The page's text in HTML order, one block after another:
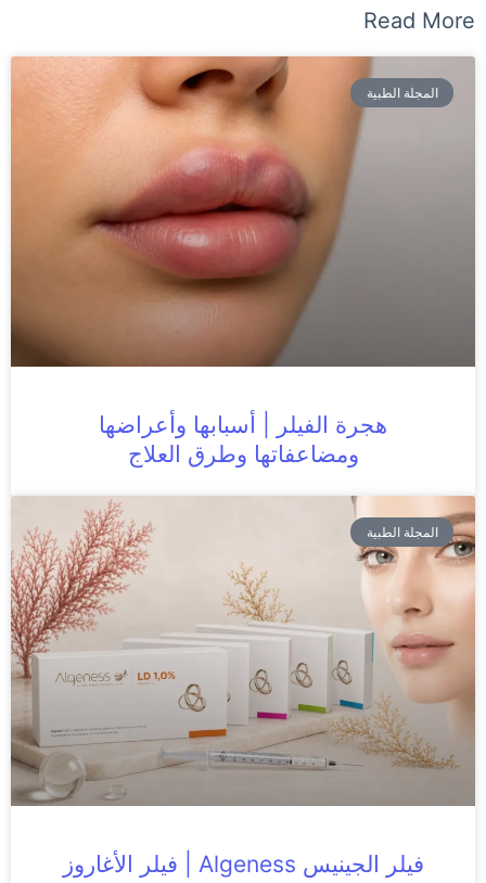
Read More
المجلة الطبية
هجرة الفيلر | أسبابها وأعراضها
ومضاعفاتها وطرق العلاج
المجلة الطبية
فيلر الجينيس Algeness | فيلر الأغاروز